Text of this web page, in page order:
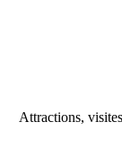
Attractions,